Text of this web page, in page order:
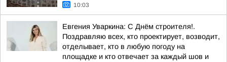
10:03
Евгения Уваркина: С Днём строителя!.
Поздравляю всех, кто проектирует, возводит,
отделывает, кто в любую погоду на
площадке и кто отвечает за каждый шов и